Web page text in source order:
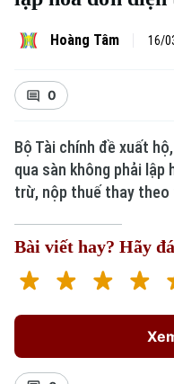
Xu hướng
Hoàng Tâm 16/
0
Bộ Tài chính đề xuất
qua sàn không phải lập
trừ, nộp thuế thay theo
Bài viết hay? Hãy